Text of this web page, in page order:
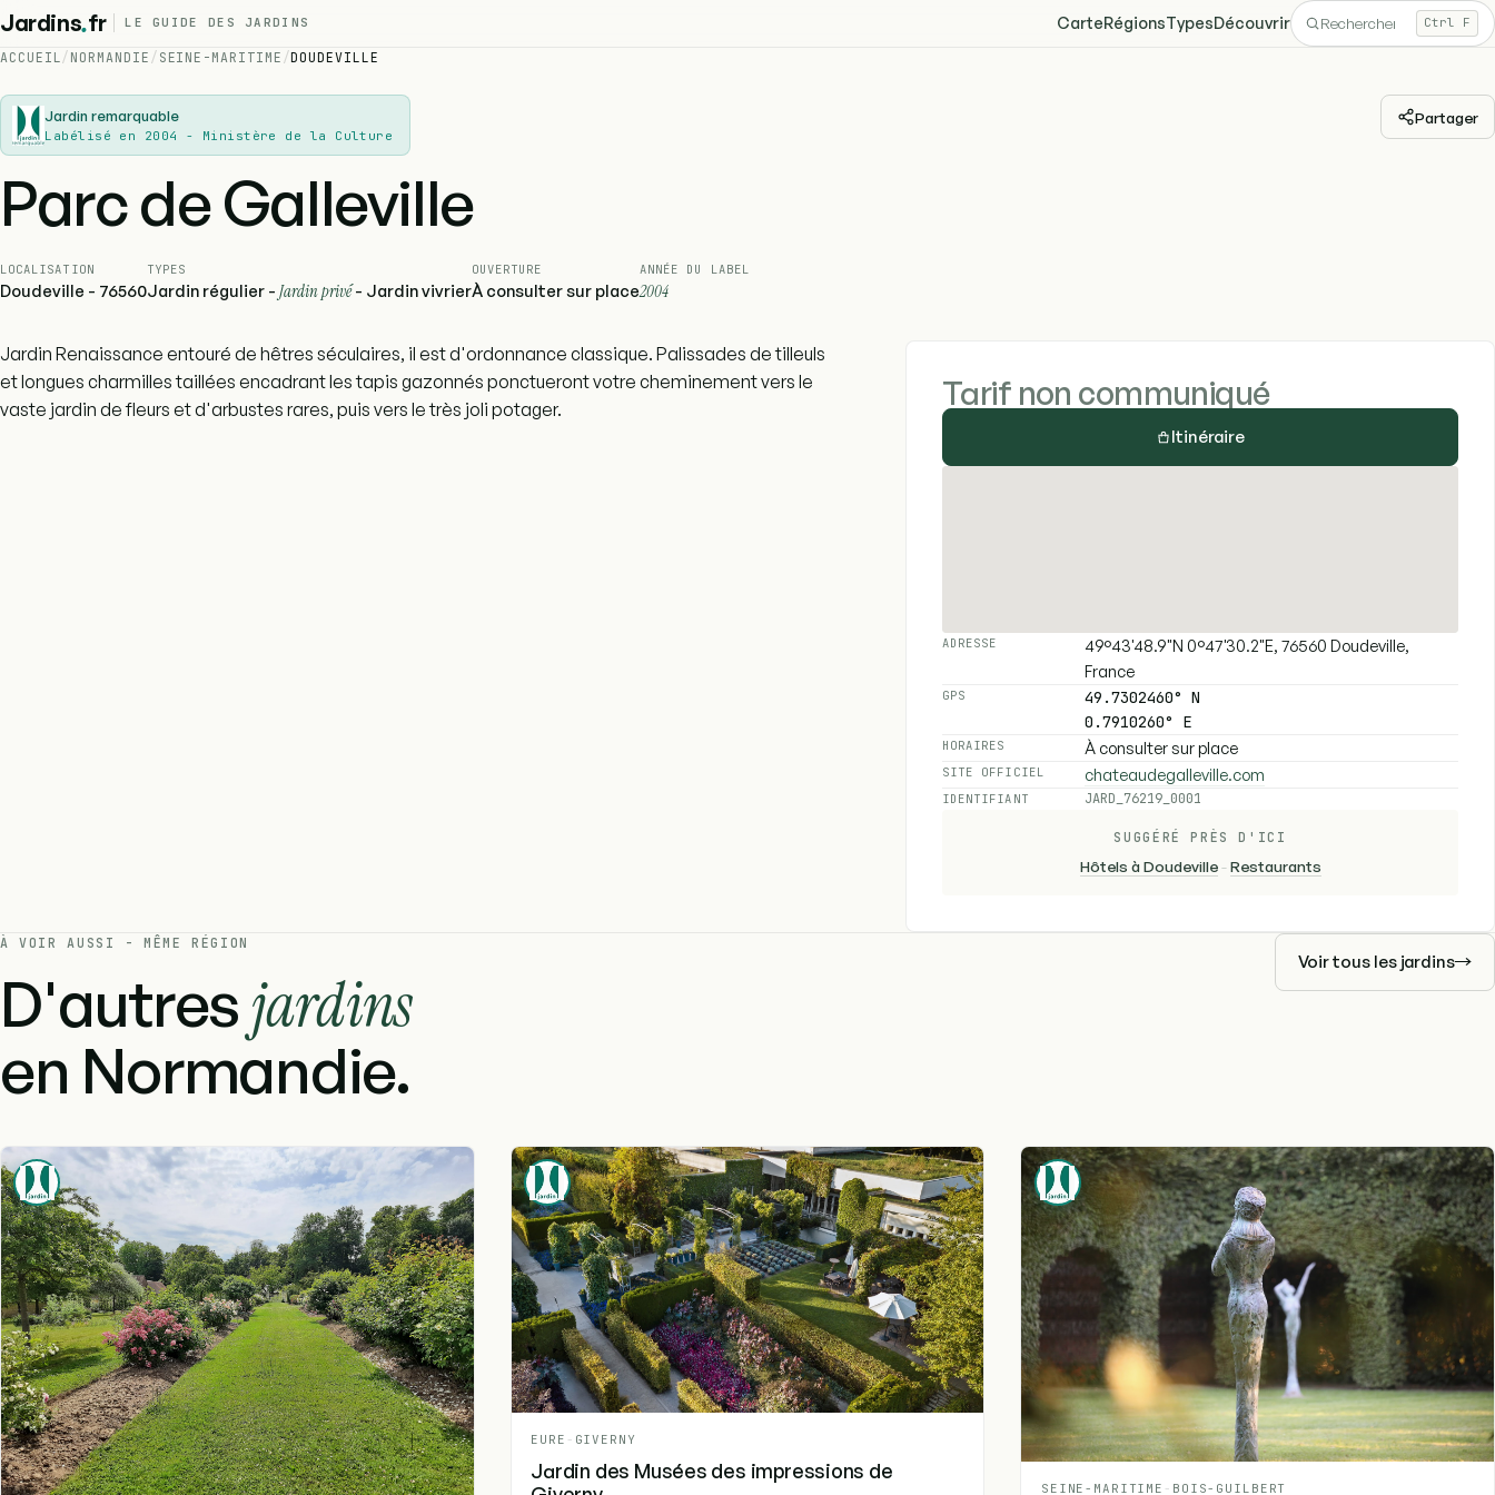
Jardins.fr LE GUIDE DES JARDINS CarteRégionsTypesDécouvrir Ctrl F
ACCUEIL / NORMANDIE / SEINE-MARITIME /DOUDEVILLE
Jardin remarquable
Labélisé en 2004 - Ministère de la Culture
Parc de Galleville
Partager
LOCALISATION
Doudeville - 76560
TYPES
Jardin régulier - Jardin privé- Jardin vivrier
OUVERTURE
À consulter sur place
ANNÉE DU LABEL
2004
Jardin Renaissance entouré de hêtres séculaires, il est d'ordonnance classique. Palissades de tilleuls
et longues charmilles taillées encadrant les tapis gazonnés ponctueront votre cheminement vers le
vaste jardin de fleurs et d'arbustes rares, puis vers le très joli potager.
Tarif non communiqué
Itinéraire
ADRESSE
49°43'48.9"N 0°47'30.2"E, 76560 Doudeville,
France
GPS
49.7302460° N
0.7910260° E
HORAIRES À consulter sur place
SITE OFFICIEL chateaudegalleville.com
IDENTIFIANT JARD_76219_0001
SUGGÉRÉ PRÈS D'ICI
Hôtels à Doudeville -Restaurants
À VOIR AUSSI - MÊME RÉGION
D'autresjardins
en Normandie.
Voir tous les jardins
EURE - GIVERNY
Jardin des Musées des impressions de
SEINE-MARITIME - BOIS-GUILBERT